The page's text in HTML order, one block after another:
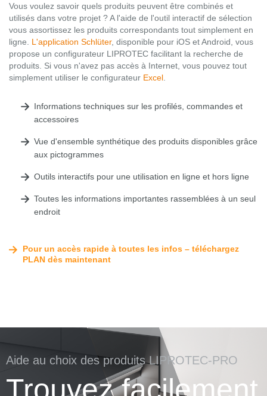
Vous voulez savoir quels produits peuvent être combinés et
utilisés dans votre projet ? A l'aide de l'outil interactif de sélection
vous assortissez les produits correspondants tout simplement en
ligne. L'application Schlüter, disponible pour iOS et Android, vous
propose un configurateur LIPROTEC facilitant la recherche de
produits. Si vous n'avez pas accès à Internet, vous pouvez tout
simplement utiliser le configurateur Excel
Informations techniques sur les profilés, commandes et
accessoires
Vue d'ensemble synthétique des produits disponibles grâce
aux pictogrammes
Outils interactifs pour une utilisation en ligne et hors ligne
Toutes les informations importantes rassemblées à un seul
endroit
Pour un accès rapide à toutes les infos – téléchargez
PLAN dès maintenant
Aide au choix des produits LIPROTEC-PRO
Trouvez facilement